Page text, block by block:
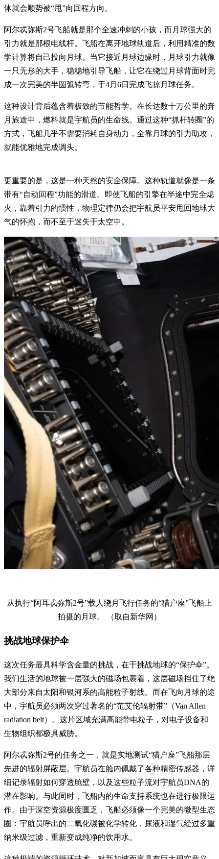
体就会顺势被“甩”向回程方向。
阿尔忒弥斯2号飞船就是那个全速冲刺的小孩，而月球强大的
引力就是那根电线杆。飞船在离开地球轨道后，利用精准的数
学计算将自己投向月球。当它接近月球边缘时，月球引力就像
一只无形的大手，稳稳地引导飞船，让它在绕过月球背面时完
成一次完美的半圆弧转弯，于4月6日完成飞掠月球任务。
这种设计背后蕴含着极致的节能哲学。在长达数十万公里的奔
月旅途中，燃料就是宇航员的生命线。通过这种“抓杆转圈”的
方式，飞船几乎不需要消耗自身动力，全靠月球的引力助攻，
就能优雅地完成调头。
更重要的是，这是一种天然的安全保障。这种轨道就像是一条
带有“自动回程”功能的滑道。即使飞船的引擎在半途中完全熄
火，靠着引力的惯性，物理定律仍会把宇航员平安甩回地球大
气的怀抱，而不至于迷失于太空中。
从执行“阿耳忒弥斯2号”载人绕月飞行任务的“猎户座”飞船上
拍摄的月球。 （取自新华网）
挑战地球保护伞
这次任务最具科学含金量的挑战，在于挑战地球的“保护伞”。
我们生活的地球被一层强大的磁场包裹着，这层磁场挡住了绝
大部分来自太阳和银河系的高能粒子射线。而在飞向月球的途
中，宇航员必须两次穿过著名的“范艾伦辐射带”（Van Allen
radiation belt）。这片区域充满高能带电粒子，对电子设备和
生物组织都极具威胁。
阿尔忒弥斯2号的任务之一，就是实地测试“猎户座”飞船那层
先进的辐射屏蔽层。宇航员在舱内佩戴了各种精密传感器，详
细记录辐射如何穿透舱壁，以及这些粒子流对宇航员DNA的
潜在影响。与此同时，飞船内的生命支持系统也在进行极限运
作。由于深空资源极度匮乏，飞船必须像一个完美的微型生态
圈：宇航员呼出的二氧化碳被化学转化，尿液和湿气经过多重
纳米级过滤，重新变成纯净的饮用水。